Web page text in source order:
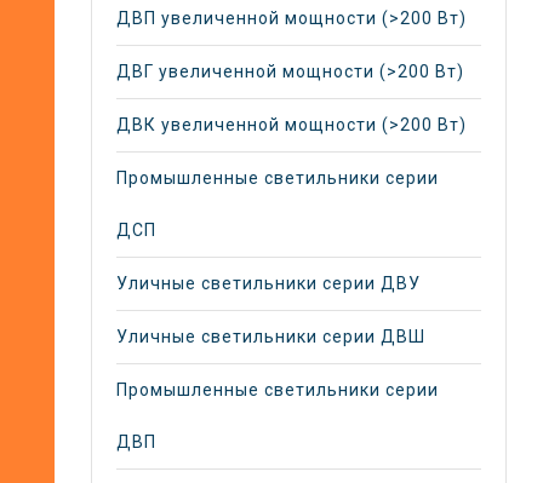
ДВП увеличенной мощности (>200 Вт)
ДВГ увеличенной мощности (>200 Вт)
ДВК увеличенной мощности (>200 Вт)
Промышленные светильники серии
ДСП
Уличные светильники серии ДВУ
Уличные светильники серии ДВШ
Промышленные светильники серии
ДВП